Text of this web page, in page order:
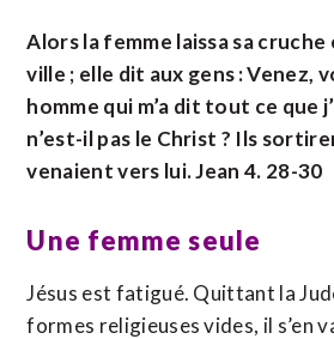
Alors la femme laissa sa
ville ; elle dit aux gens : Venez,
homme qui m’a dit tout ce que
n’est-il pas le Christ ? Ils
venaient vers lui. Jean 4. 28-30
Une femme seule
Jésus est fatigué. Quittant la
formes religieuses vides, il s’en